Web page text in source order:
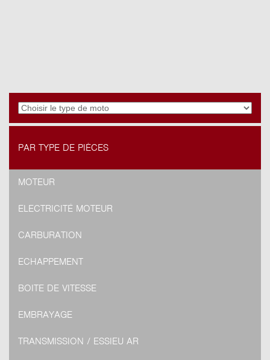
PAR TYPE DE PIÈCES
MOTEUR
ELECTRICITÉ MOTEUR
CARBURATION
ECHAPPEMENT
BOITE DE VITESSE
EMBRAYAGE
TRANSMISSION / ESSIEU AR